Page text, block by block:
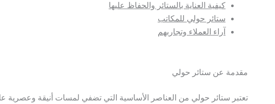
كيفية العناية بالستائر والحفاظ عليها
ستائر حولي للمكاتب
آراء العملاء وتجاربهم
مقدمة عن ستائر حولي
تعتبر ستائر حولي من العناصر الأساسية التي تضفي لمسات أنيقة وعصرية